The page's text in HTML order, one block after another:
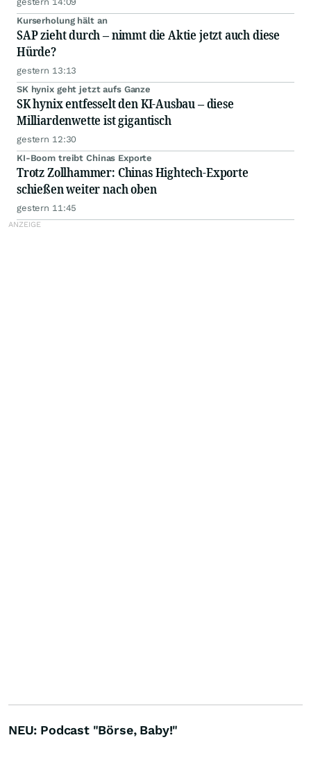
Kurserholung hält an
SAP zieht durch – nimmt die Aktie jetzt auch diese
Hürde?
gestern 13:13
SK hynix geht jetzt aufs Ganze
SK hynix entfesselt den KI-Ausbau – diese
Milliardenwette ist gigantisch
gestern 12:30
KI-Boom treibt Chinas Exporte
Trotz Zollhammer: Chinas Hightech-Exporte
schießen weiter nach oben
gestern 11:45
NEU: Podcast "Börse, Baby!"